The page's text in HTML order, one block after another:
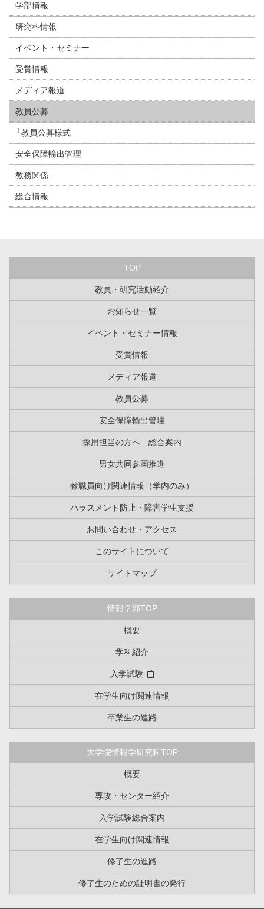
学部情報
研究科情報
イベント・セミナー
受賞情報
メディア報道
教員公募
└教員公募様式
安全保障輸出管理
教務関係
総合情報
TOP
教員・研究活動紹介
お知らせ一覧
イベント・セミナー情報
受賞情報
メディア報道
教員公募
安全保障輸出管理
採用担当の方へ 総合案内
男女共同参画推進
教職員向け関連情報（学内のみ）
ハラスメント防止・障害学生支援
お問い合わせ・アクセス
このサイトについて
サイトマップ
情報学部TOP
概要
学科紹介
入学試験
在学生向け関連情報
卒業生の進路
大学院情報学研究科TOP
概要
専攻・センター紹介
入学試験総合案内
在学生向け関連情報
修了生の進路
修了生のための証明書の発行